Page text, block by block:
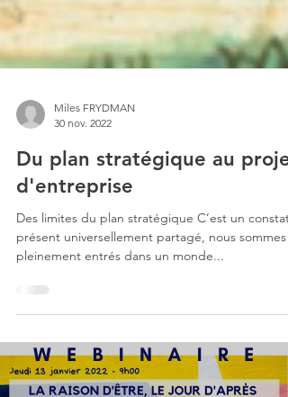
30 nov. 2022
Du plan stratégique au projet
d'entreprise
Des limites du plan stratégique C’est un constat
présent universellement partagé, nous sommes
pleinement entrés dans un monde...